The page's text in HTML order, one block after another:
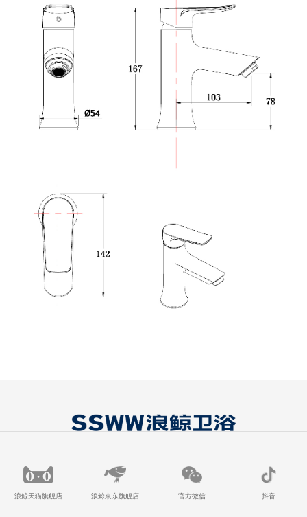
浪鲸天猫旗舰店 浪鲸京东旗舰店 官方微信 抖音